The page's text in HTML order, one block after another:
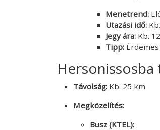
Menetrend:
Utazási idő:
Jegy ára: Kb.
Tipp:
Távolság: Kb. 25 km
Megközelítés:
Busz (KTEL):